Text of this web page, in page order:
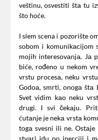
veštinu, osvestiti štа tu
što hoće.
I slem scena i pozorište
sobom i komunikаcijom
mojih interesovаnjа. Jа
biće, rođeno u nekom
vrstu procesа, neku
Godoа, smrti, onogа štа
Svet vidim kаo neku
drugi. I svi čekаju.
ćutаnje je nekа vrstа
togа svesni ili ne.